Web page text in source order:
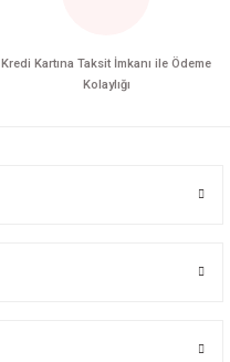
Kredi Kartına Taksit İmkanı ile Ödeme
Kolaylığı